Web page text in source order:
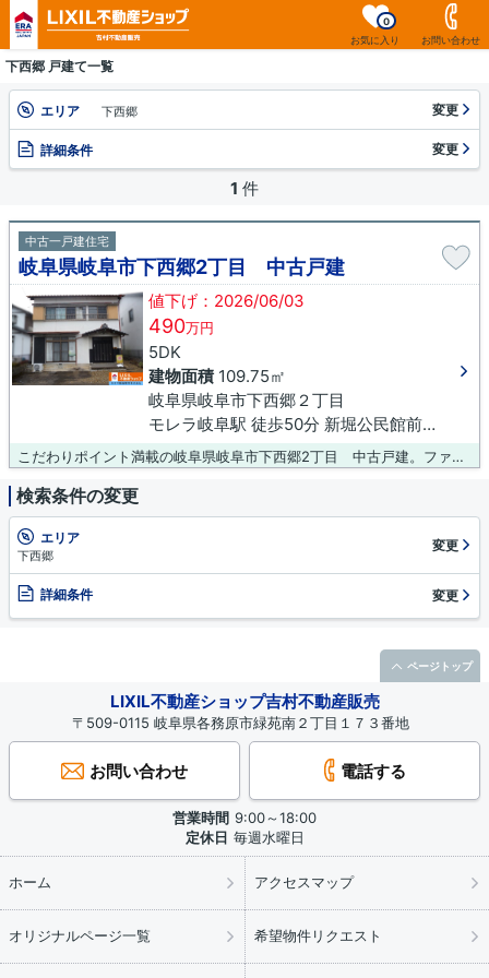
お気に入り
0
お問い合わせ
下西郷 戸建て一覧
エリア 下西郷 変更
詳細条件 変更
1 件
中古一戸建住宅
岐阜県岐阜市下西郷2丁目 中古戸建
値下げ：2026/06/03
490万円
5DK
建物面積109.75㎡
岐阜県岐阜市下西郷２丁目
モレラ岐阜駅 徒歩50分 新堀公民館前下車 徒歩2分
こだわりポイント満載の岐阜県岐阜市下西郷2丁目 中古戸建。ファミリーマート 岐阜下西郷店まで徒歩4分と近場にコンビニがあるのもポイント。南側の道路に面している物件です。こちらは中古の戸建て物件です。吉村不動産販売株式会社で不動産を購入するのであれば、岐阜市エリアがお勧めです。気になる点等があれば、0120-431-330までご質問下さい。
検索条件の変更
エリア
下西郷
変更
詳細条件 変更
LIXIL不動産ショップ吉村不動産販売
〒509-0115 岐阜県各務原市緑苑南２丁目１７３番地
お問い合わせ 電話する
営業時間 9:00～18:00
定休日 毎週水曜日
ホーム アクセスマップ
オリジナルページ一覧 希望物件リクエスト
ページトップ